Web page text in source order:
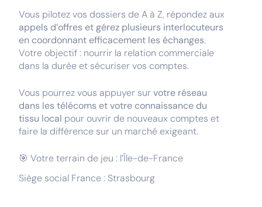
Vous pilotez vos dossiers de A à Z, répondez aux
appels d’offres et gérez plusieurs interlocuteurs
en coordonnant efficacement les échanges.
Votre objectif : nourrir la relation commerciale
dans la durée et sécuriser vos comptes.
Vous pourrez vous appuyer survotre réseau
dans les télécoms et votre connaissance du
tissu local pour ouvrir de nouveaux comptes et
faire la différence sur un marché exigeant.
🎯 Votre terrain de jeu : l’Île-de-France
Siège social France : Strasbourg